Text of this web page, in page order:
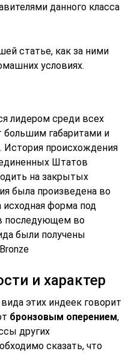
данного класса
статье, как за ними
условиях.
лидером среди всех
большим габаритами и
происхождения
Штатов
на закрытых
была произведена во
исходная форма под
последующем во
были получены
и характер
этих индеек говорит
бронзовым оперением,
других
сказать, что